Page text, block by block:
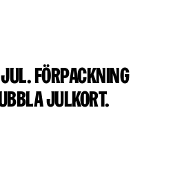
jul. Förpackning
julkort.